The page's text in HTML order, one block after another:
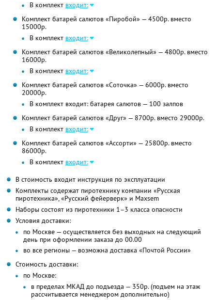
В комплект входит:
Комплект батарей салютов «Пиробой» — 4500р. вместо
15000р.
В комплект входит:
Комплект батарей салютов «Великолепный» — 4800р. вместо
16000р.
В комплект входит:
Комплект батарей салютов «Соточка» — 6000р. вместо
20000р.
В комплект входит: батарея салютов — 100 залпов
Комплект батарей салютов «Друг» — 8700р. вместо 29000р.
В комплект входит:
Комплект батарей салютов «Ассорти» — 25800р. вместо
86000р.
В комплект входит:
В стоимость входит инструкция по эксплуатации
Комплекты содержат пиротехнику компании «Русская
пиротехника», «Русский фейерверк» и Maxsem
Наборы состоят из пиротехники 1–3 класса опасности
Условия доставки:
по Москве — осуществляется без выходных на следующий
день при оформлении заказа до 00.00
во все регионы — возможна доставка «Почтой России»
Стоимость доставки:
по Москве:
в пределах МКАД до подъезда — 350р. (подъем на этаж
рассчитывается менеджером дополнительно)